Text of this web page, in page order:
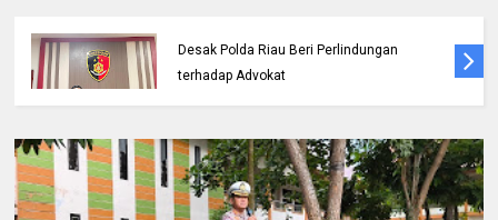
Desak Polda Riau Beri Perlindungan
terhadap Advokat